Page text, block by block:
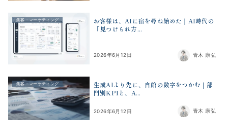
集客・マーケティング
お客様は、AIに宿を尋ね始めた｜AI時代の
「見つけられ方...
2026年6月12日 青木 康弘
集客・マーケティング
生成AIより先に、自館の数字をつかむ｜部
門別KPIと、A...
2026年6月12日 青木 康弘